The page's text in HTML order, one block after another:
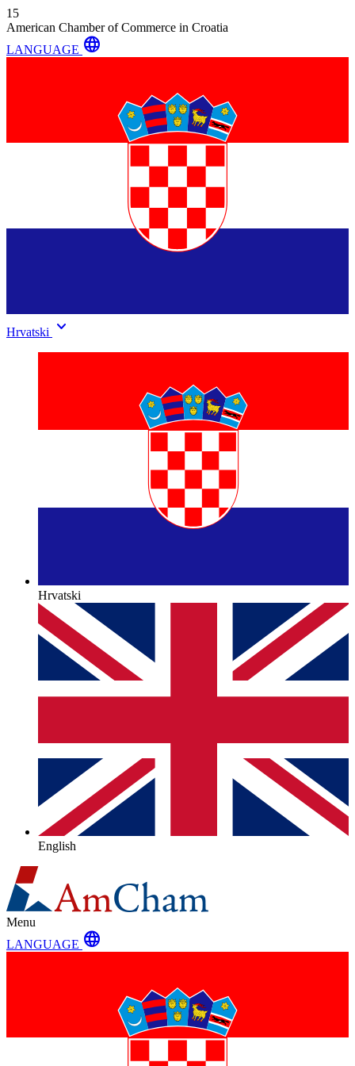
15
American Chamber of Commerce in Croatia
LANGUAGE language
Hrvatski keyboard_arrow_down
Hrvatski
English
Menu
LANGUAGE language